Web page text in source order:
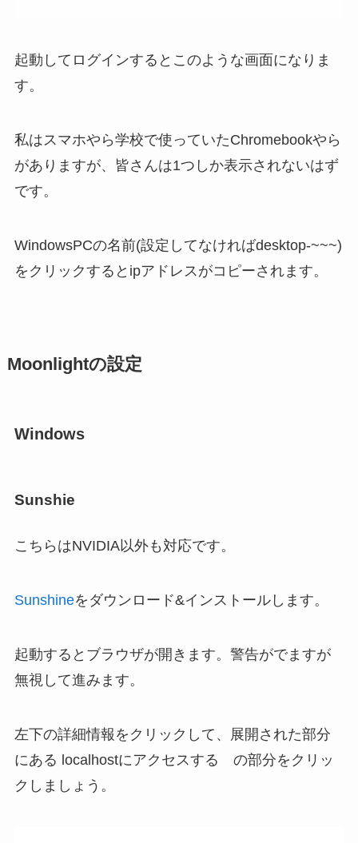
起動してログインするとこのような画面になりま
す。
私はスマホやら学校で使っていたChromebookやら
がありますが、皆さんは1つしか表示されないはず
です。
WindowsPCの名前(設定してなければdesktop-~~~)
をクリックするとipアドレスがコピーされます。
Moonlightの設定
Windows
Sunshie
こちらはNVIDIA以外も対応です。
Sunshineをダウンロード&インストールします。
起動するとブラウザが開きます。警告がでますが
無視して進みます。
左下の詳細情報をクリックして、展開された部分
にある localhostにアクセスする の部分をクリッ
クしましょう。